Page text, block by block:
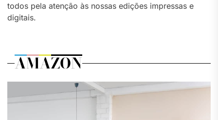
todos pela atenção às nossas edições impressas e
digitais.
AMAZON